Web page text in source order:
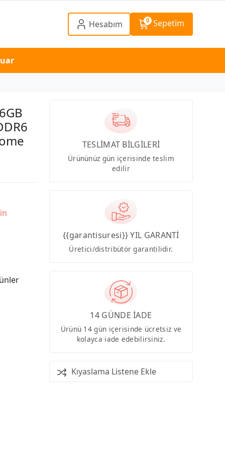
Hesabım 0 Sepetim
TESLİMAT BİLGİLERİ
Ürününüz gün içerisinde teslim
edilir
{{garantisuresi}} YIL GARANTİ
Üretici/distribütör garantilidir.
14 GÜNDE İADE
Ürünü 14 gün içerisinde ücretsiz ve
kolayca iade edebilirsiniz.
Kıyaslama Listene Ekle